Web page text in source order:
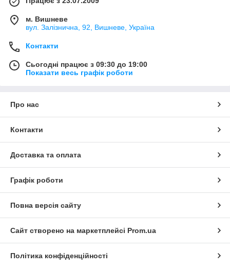
м. Вишневе
вул. Залізнична, 92, Вишневе, Україна
Контакти
Сьогодні працює з 09:30 до 19:00
Показати весь графік роботи
Про нас
Контакти
Доставка та оплата
Графік роботи
Повна версія сайту
Сайт створено на маркетплейсі Prom.ua
Політика конфіденційності